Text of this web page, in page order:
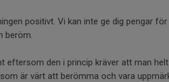
positivt. Vi kan inte ge dig pengar
beröm.
eftersom den i princip kräver att man
är värt att berömma och vara